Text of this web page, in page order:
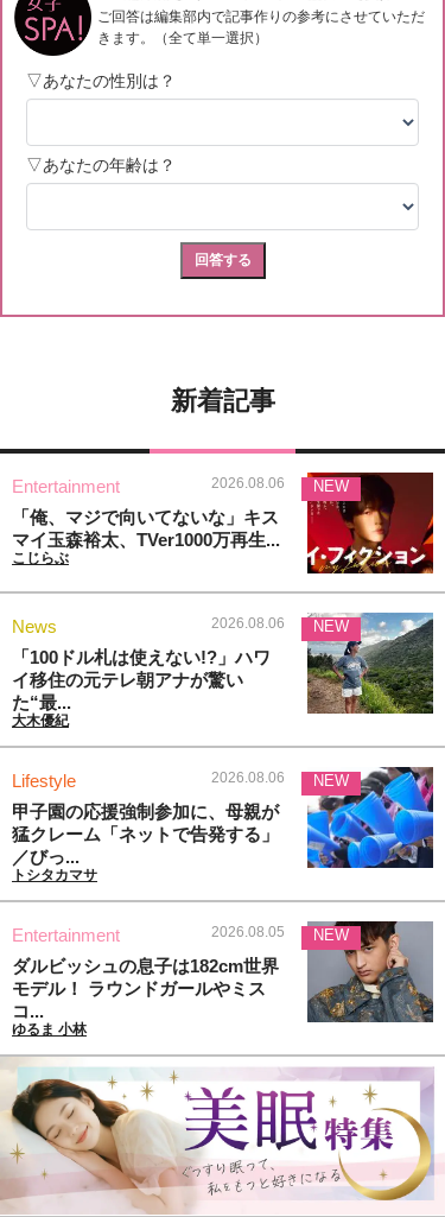
新着記事
Entertainment 2026.08.06
「俺、マジで向いてないな」キス
マイ玉森裕太、TVer1000万再生...
こじらぶ
NEW
News 2026.08.06
「100ドル札は使えない!?」ハワ
イ移住の元テレ朝アナが驚い
た“最...
大木優紀
NEW
Lifestyle 2026.08.06
甲子園の応援強制参加に、母親が
猛クレーム「ネットで告発する」
／びっ...
トシタカマサ
NEW
Entertainment 2026.08.05
ダルビッシュの息子は182cm世界
モデル！ ラウンドガールやミス
コ...
ゆるま 小林
NEW